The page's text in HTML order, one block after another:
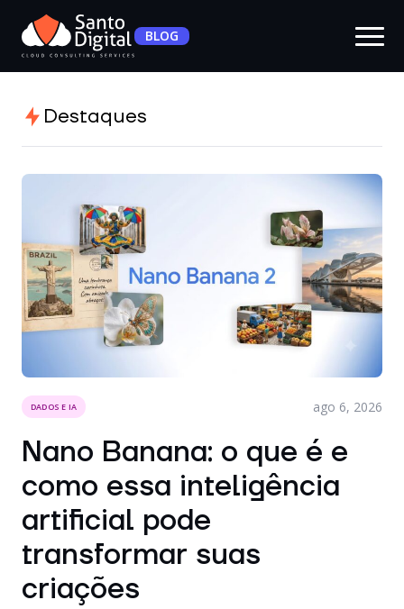
BLOG
Destaques
DADOS E IA ago 6, 2026
Nano Banana: o que é e
como essa inteligência
artificial pode
transformar suas
criações